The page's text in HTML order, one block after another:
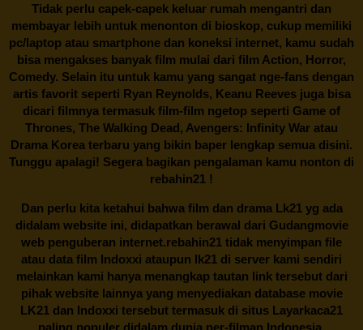
Tidak perlu capek-capek keluar rumah mengantri dan
membayar lebih untuk menonton di bioskop, cukup memiliki
pc/laptop atau smartphone dan koneksi internet, kamu sudah
bisa mengakses banyak film mulai dari film Action, Horror,
Comedy. Selain itu untuk kamu yang sangat nge-fans dengan
artis favorit seperti Ryan Reynolds, Keanu Reeves juga bisa
dicari filmnya termasuk film-film ngetop seperti Game of
Thrones, The Walking Dead, Avengers: Infinity War atau
Drama Korea terbaru yang bikin baper lengkap semua disini.
Tunggu apalagi! Segera bagikan pengalaman kamu nonton di
rebahin21 !
Dan perlu kita ketahui bahwa film dan dramaLk21yg ada
didalam website ini, didapatkan berawal dari Gudangmovie
web penguberan internet.rebahin21 tidak menyimpan file
atau data film Indoxxi ataupun lk21 di server kami sendiri
melainkan kami hanya menangkap tautan link tersebut dari
pihak website lainnya yang menyediakan database movie
LK21 dan Indoxxi tersebut termasuk di situs Layarkaca21
paling populer didalam dunia per-filman Indonesia.